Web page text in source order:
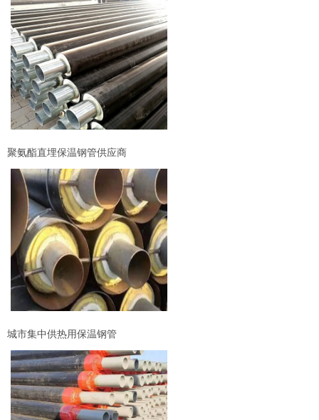
聚氨酯直埋保温钢管供应商
城市集中供热用保温钢管